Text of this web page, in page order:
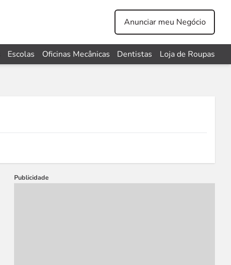
Anunciar meu Negócio
Escolas Oficinas Mecânicas Dentistas Loja de Roupas
Publicidade